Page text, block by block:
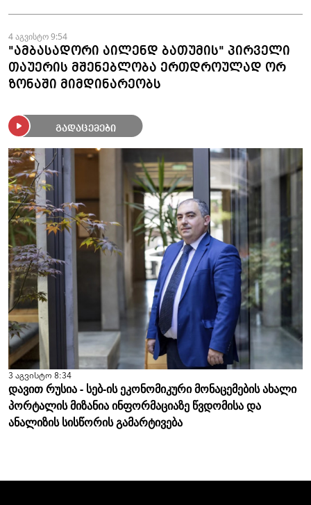
4 აგვისტო 9:54
"ამბასადორი აილენდ ბათუმის" პირველი
თაუერის მშენებლობა ერთდროულად ორ
ზონაში მიმდინარეობს
გადაცემები
3 აგვისტო 8:34
დავით რუსია - სებ-ის ეკონომიკური მონაცემების ახალი
პორტალის მიზანია ინფორმაციაზე წვდომისა და
ანალიზის სისწორის გამარტივება